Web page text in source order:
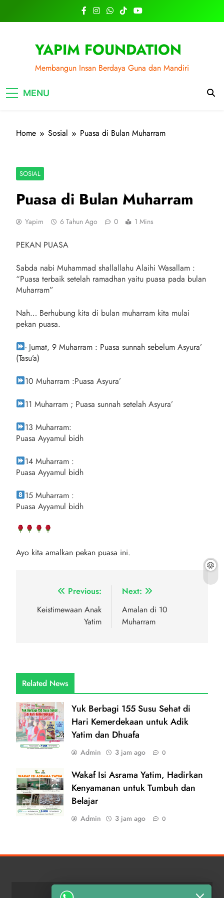
YAPIM FOUNDATION
Membangun Insan Berdaya Guna dan Mandiri
MENU
Home Sosial Puasa di Bulan Muharram
SOSIAL
Puasa di Bulan Muharram
Yapim 6 Tahun Ago 0 1 Mins
PEKAN PUASA
Sabda nabi Muhammad shallallahu Alaihi Wasallam :
“Puasa terbaik setelah ramadhan yaitu puasa pada bulan
Muharram”
Nah… Berhubung kita di bulan muharram kita mulai
pekan puasa.
- Jumat, 9 Muharram : Puasa sunnah sebelum Asyura’
(Tasu’a)
10 Muharram :Puasa Asyura’
11 Muharram ; Puasa sunnah setelah Asyura’
13 Muharram:
Puasa Ayyamul bidh
14 Muharram :
Puasa Ayyamul bidh
15 Muharram :
Puasa Ayyamul bidh
Ayo kita amalkan pekan puasa ini.
Navigasi
pos
Previous:
Keistimewaan Anak
Yatim
Next:
Amalan di 10
Muharram
Related News
Yuk Berbagi 155 Susu Sehat di
Hari Kemerdekaan untuk Adik
Yatim dan Dhuafa
Admin 3 jam ago 0
Wakaf Isi Asrama Yatim, Hadirkan
Kenyamanan untuk Tumbuh dan
Belajar
Admin 3 jam ago 0